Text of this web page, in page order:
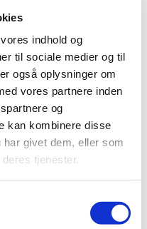
indhold og
til sociale medier og til
også oplysninger om
vores partnere inden
og
kan kombinere disse
givet dem, eller som
tjenester.
præster til rådighed
den almindelige
er udsendt.
at være udsendt med
er billeder og
kirkelige
om, hvordan krig og